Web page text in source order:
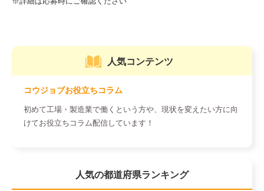
人気コンテンツ
コウジョブお役立ちコラム
初めて工場・製造業で働くという方や、現状を変えたい方に向
けてお役立ちコラム配信しています！
人気の都道府県ランキング